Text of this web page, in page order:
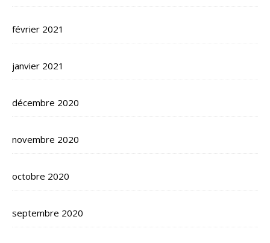
février 2021
janvier 2021
décembre 2020
novembre 2020
octobre 2020
septembre 2020